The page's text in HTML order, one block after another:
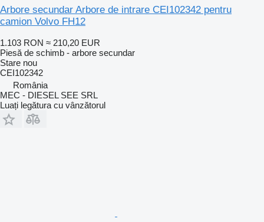
Arbore secundar Arbore de intrare CEI102342 pentru
camion Volvo FH12
1.103 RON ≈ 210,20 EUR
Piesă de schimb - arbore secundar
Stare nou
CEI102342
România
MEC - DIESEL SEE SRL
Luați legătura cu vânzătorul